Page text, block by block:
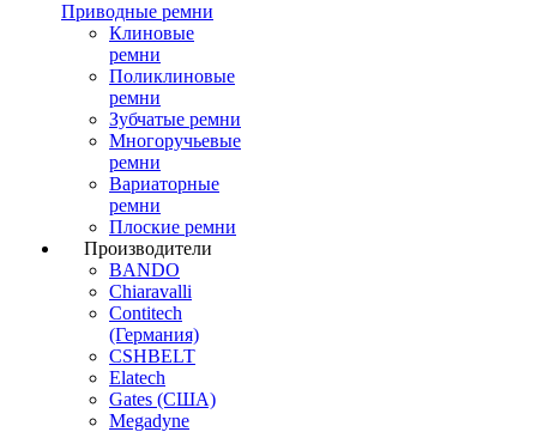
Приводные ремни
Клиновые
ремни
Поликлиновые
ремни
Зубчатые ремни
Многоручьевые
ремни
Вариаторные
ремни
Плоские ремни
Производители
BANDO
Chiaravalli
Contitech
(Германия)
CSHBELT
Elatech
Gates (США)
Megadyne